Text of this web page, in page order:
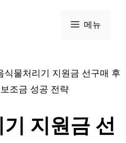
메뉴
식물처리기 지원금 선구매 후
조금 성공 전략
지원금 선